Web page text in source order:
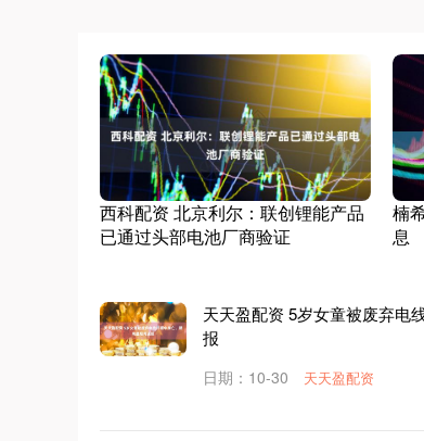
西科配资 北京利尔：联创锂能产品
已通过头部电池厂商验证
楠
息
天天盈配资 5岁女童被废弃电
报
日期：10-30 天天盈配资